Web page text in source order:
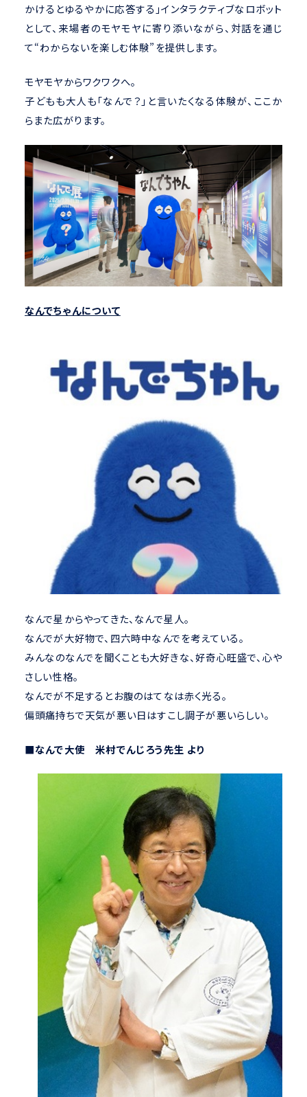
かけるとゆるやかに応答する」インタラクティブなロボット
として、来場者のモヤモヤに寄り添いながら、対話を通じ
て“わからないを楽しむ体験”を提供します。
モヤモヤからワクワクへ。
子どもも大人も「なんで？」と言いたくなる体験が、ここか
らまた広がります。
なんでちゃんについて
なんで星からやってきた、なんで星人。
なんでが大好物で、四六時中なんでを考えている。
みんなのなんでを聞くことも大好きな、好奇心旺盛で、心や
さしい性格。
なんでが不足するとお腹のはてなは赤く光る。
偏頭痛持ちで天気が悪い日はすこし調子が悪いらしい。
■なんで大使 米村でんじろう先生 より